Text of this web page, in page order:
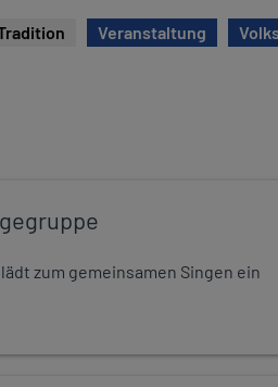
Veranstaltung
zum gemeinsamen Singen ein